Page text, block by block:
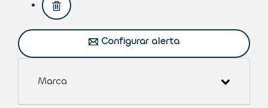
Configurar alerta​
Marca